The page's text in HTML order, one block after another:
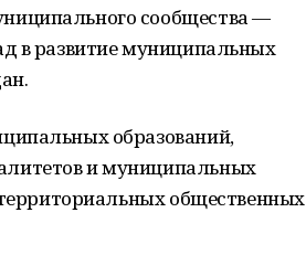
сообщества —
в развитие муниципальных
образований,
и муниципальных
общественных